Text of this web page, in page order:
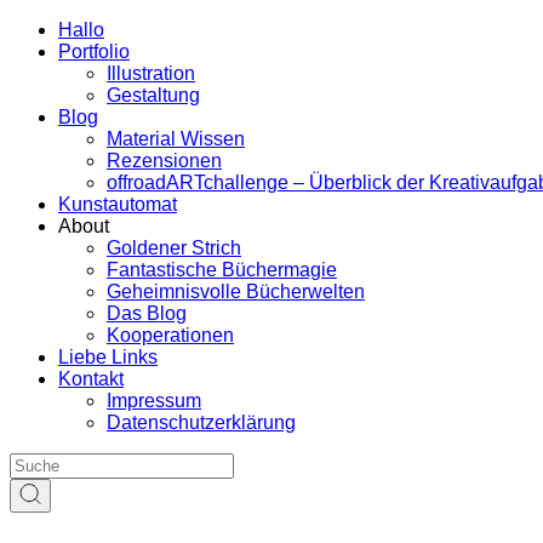
Hallo
Portfolio
Illustration
Gestaltung
Blog
Material Wissen
Rezensionen
offroadARTchallenge – Überblick der
Kunstautomat
About
Goldener Strich
Fantastische Büchermagie
Geheimnisvolle Bücherwelten
Das Blog
Kooperationen
Liebe Links
Kontakt
Impressum
Datenschutzerklärung